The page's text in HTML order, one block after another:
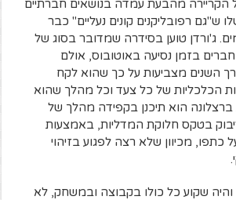
הקריירה מהבעת עמדה בנושאים חברתיים
ש"גם רפובליקנים קונים נעליים" כבר
ג'ורדן טוען בסידרה שמדובר בסוג של
בזמן נסיעה באוטובוס, אולם
השנים מצביעות על כך שהוא לקח
הכלכליות של כל צעד וכל מהלך שהוא
ברצלונה הוא תיכנן בקפידה מהלך של
בטקס חלוקת המדליות, באמצעות
מכיוון שלא רצה לפגוע בזיהוי
שקוע כל כולו בקבוצה ובמשחק, לא